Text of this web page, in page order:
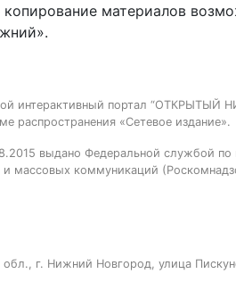
материалов
интерактивный портал “ОТКРЫТЫЙ
распространения «Сетевое издание».
выдано Федеральной службой по
массовых коммуникаций
г. Нижний Новгород, улица